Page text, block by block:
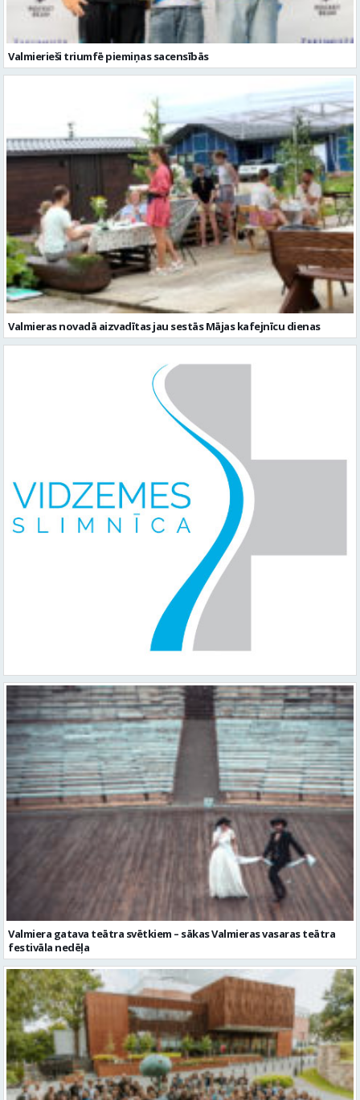
Valmierieši triumfē piemiņas sacensībās
Valmieras novadā aizvadītas jau sestās Mājas kafejnīcu dienas
Valmiera gatava teātra svētkiem – sākas Valmieras vasaras teātra
festivāla nedēļa